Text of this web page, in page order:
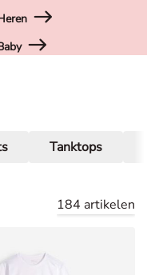
Tanktops
184 artikelen